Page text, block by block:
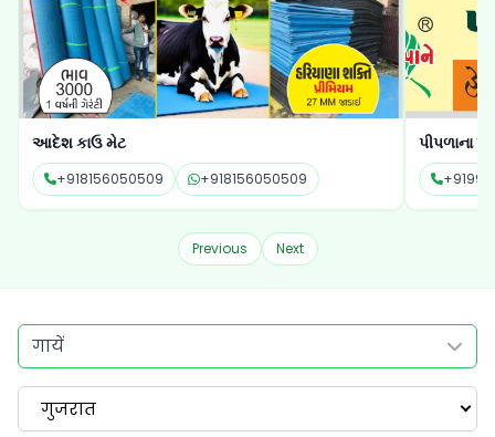
આદેશ કાઉ મેટ
+918156050509 +918156050509
પીપળાના
Previous Next
गायें
गुजरात